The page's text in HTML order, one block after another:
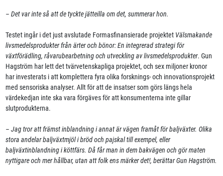
– Det var inte så att de tyckte jätteilla om det, summerar hon.
Testet ingår i det just avslutade Formasfinansierade projektet Välsmakande
livsmedelsprodukter från ärter och bönor: En integrerad strategi för
växtförädling, råvarubearbetning och utveckling av livsmedelsprodukter. Gun
Hagström har lett det tvärvetenskapliga projektet, och sex miljoner kronor
har investerats i att komplettera fyra olika forsknings- och innovationsprojekt
med sensoriska analyser. Allt för att de insatser som görs längs hela
värdekedjan inte ska vara förgäves för att konsumenterna inte gillar
slutprodukterna.
– Jag tror att främst inblandning i annat är vägen framåt för baljväxter. Olika
stora andelar baljväxtmjöl i bröd och pajskal till exempel, eller
baljväxtinblandning i köttfärs. Då får man in dem bakvägen och gör maten
nyttigare och mer hållbar, utan att folk ens märker det!, berättar Gun Hagström.